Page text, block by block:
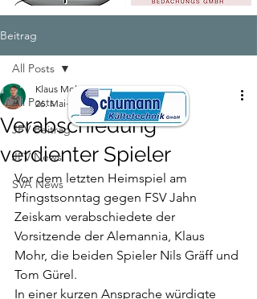
Beitrag
All Posts
JFV Beitrag
JFV News
SVA News
All Posts
Verabschiedung
verdienter Spieler
Klaus Mohr
26. Mai
1 Min. Lesezeit
Vor dem letzten Heimspiel am
Pfingstsonntag gegen FSV Jahn
Zeiskam verabschiedete der
Vorsitzende der Alemannia, Klaus
Mohr, die beiden Spieler Nils Gräff und
Tom Gürel.
In einer kurzen Ansprache würdigte